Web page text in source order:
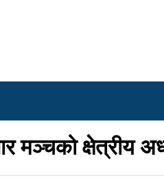
मञ्चको क्षेत्रीय